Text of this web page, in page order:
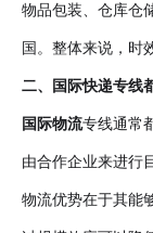
物品包装、仓库仓
国。整体来说，时
二、国际快递专线
国际物流专线通常
由合作企业来进行
物流优势在于其能